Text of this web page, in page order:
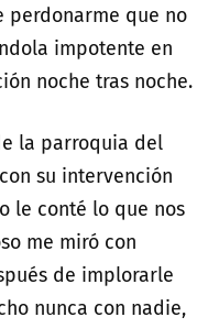
perdonarme que no
impotente en
noche tras noche.
la parroquia del
su intervención
le conté lo que nos
me miró con
de implorarle
nunca con nadie,